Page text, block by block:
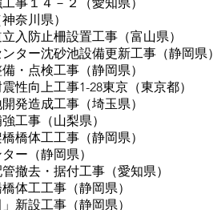
奈川県）
入防止柵設置工事（富山県）
ター沈砂池設備更新工事（静岡県）
・点検工事（静岡県）
性向上工事1-28東京（東京都）
発造成工事（埼玉県）
工事（山梨県）
橋体工工事（静岡県）
ー（静岡県）
撤去・据付工事（愛知県）
体工工事（静岡県）
新設工事（静岡県）